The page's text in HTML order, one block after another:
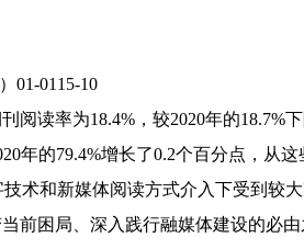
01-0115-10
读率为18.4%，较2020年的18.7%
年的79.4%增长了0.2个百分点，从
术和新媒体阅读方式介入下受到较
前困局、深入践行融媒体建设的必由